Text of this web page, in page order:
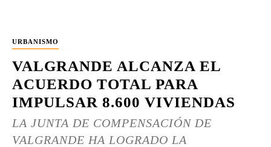
URBANISMO
VALGRANDE ALCANZA EL
ACUERDO TOTAL PARA
IMPULSAR 8.600 VIVIENDAS
LA JUNTA DE COMPENSACIÓN DE
VALGRANDE HA LOGRADO LA